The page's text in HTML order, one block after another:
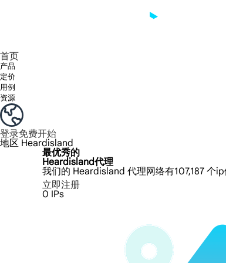
首页
产品
定价
用例
资源
登录免费开始
地区 Heardisland
最优秀的
Heardisland代理
我们的 Heardisland 代理网络有107,187 个
立即注册
0 IPs